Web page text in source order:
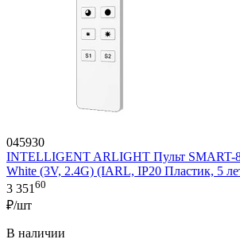
045930
INTELLIGENT ARLIGHT Пульт SMART-
White (3V, 2.4G) (IARL, IP20 Пластик, 5
3 351 60
₽/шт
В наличии